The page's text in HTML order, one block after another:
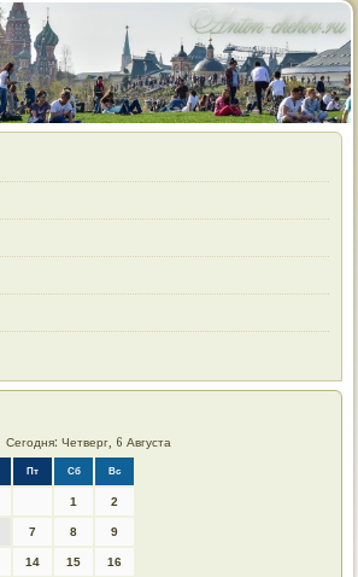
Сегодня: Четверг, 6 Августа
Пт Сб Вс
1 2
7 8 9
14 15 16